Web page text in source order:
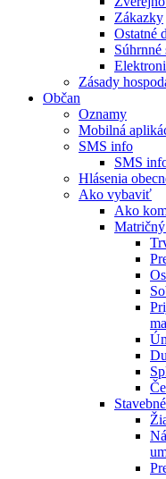
Zákazky
Ostatné
Súhrnné
Zásady
Občan
Oznamy
Mobilná
SMS info
SMS
Hlásenia
Ako vybaviť
Ako